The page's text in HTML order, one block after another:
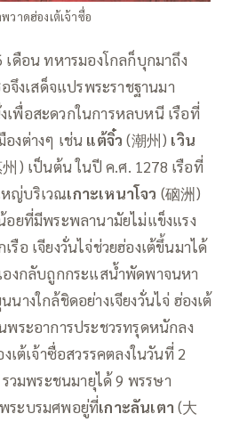
วาดฮ่องเต้เจ้าซื่อ
เดือน ทหารมองโกลก็บุกมาถึง
อจึงเสด็จแปรพระราชฐานมา
พื่อสะดวกในการหลบหนี เรือที่
งต่างๆ เช่น แต้จิ๋ว (潮州) เวิน
) เป็นต้น ในปี ค.ศ. 1278 เรือที่
ญ่บริเวณเกาะเหนาโจว (硇洲)
อยที่มีพระพลานามัยไม่แข็งแรง
รือ เจียงวั่นไจ่ช่วยฮ่องเต้ขึ้นมาได้
องกลับถูกกระแสน้ำพัดพาจนหา
างใกล้ชิดอย่างเจียงวั่นไจ่ ฮ่องเต้
พระอาการประชวรทรุดหนักลง
เต้เจ้าซื่อสวรรคตลงในวันที่ 2
วมพระชนมายุได้ 9 พรรษา
ระบรมศพอยู่ที่เกาะลันเตา (大